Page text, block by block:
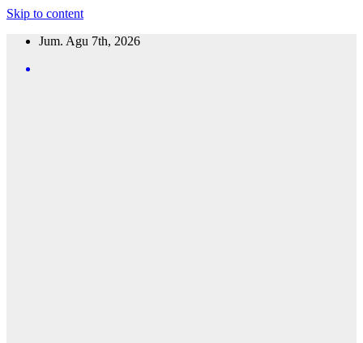
Skip to content
Jum. Agu 7th, 2026